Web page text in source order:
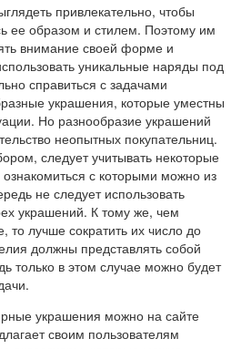
привлекательно, чтобы
ее образом и стилем. Поэтому им
внимание своей форме и
уникальные наряды под
справиться с задачами
украшения, которые уместны
Но разнообразие украшений
неопытных покупательниц.
следует учитывать некоторые
с которыми можно из
не следует использовать
украшений. К тому же, чем
то лучше сократить их число до
должны представлять собой
только в этом случае можно будет
украшения можно на сайте
своим пользователям